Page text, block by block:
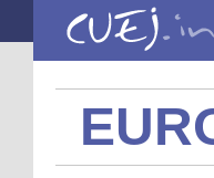
Aller au contenu principal